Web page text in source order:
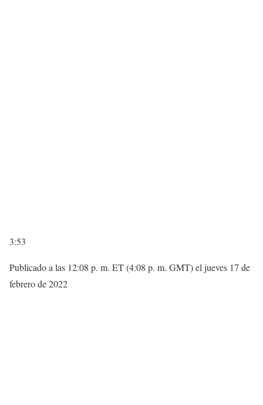
3:53
Publicado a las 12:08 p. m. ET (4:08 p. m. GMT) el jueves 17 de
febrero de 2022